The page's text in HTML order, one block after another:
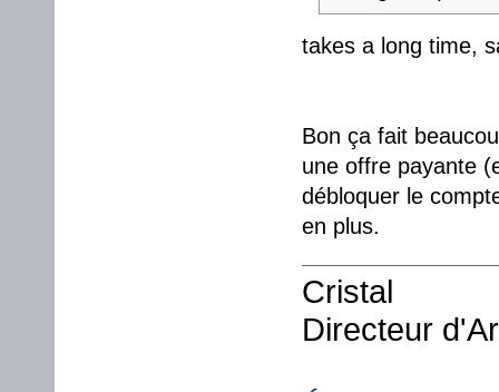
takes a long time,
Bon ça fait
une offre payante
débloquer le
en plus.
Cristal
Directeur